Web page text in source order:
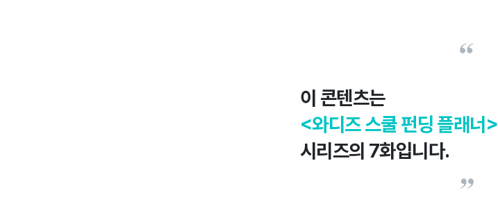
이 콘텐츠는
<와디즈 스쿨 펀딩 플래너>
시리즈의 7화입니다.